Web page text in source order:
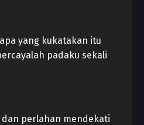
yang kukatakan itu
padaku sekali
perlahan mendekati